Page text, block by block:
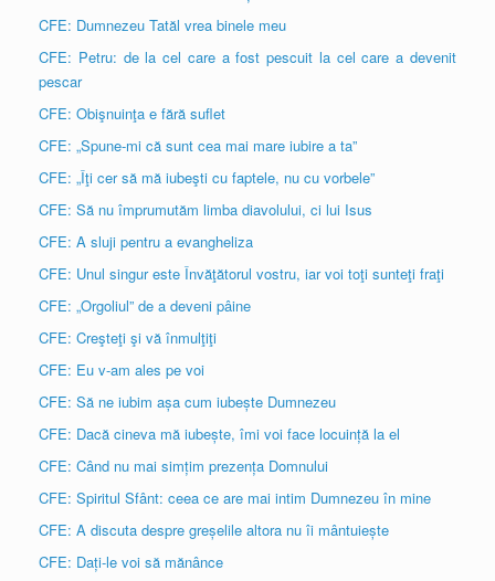
CFE: Dumnezeu Tatăl vrea binele meu
CFE: Petru: de la cel care a fost pescuit la cel care a devenit
pescar
CFE: Obişnuinţa e fără suflet
CFE: „Spune-mi că sunt cea mai mare iubire a ta”
CFE: „Îţi cer să mă iubeşti cu faptele, nu cu vorbele”
CFE: Să nu împrumutăm limba diavolului, ci lui Isus
CFE: A sluji pentru a evangheliza
CFE: Unul singur este Învăţătorul vostru, iar voi toţi sunteţi fraţi
CFE: „Orgoliul” de a deveni pâine
CFE: Creşteţi şi vă înmulţiţi
CFE: Eu v-am ales pe voi
CFE: Să ne iubim așa cum iubește Dumnezeu
CFE: Dacă cineva mă iubește, îmi voi face locuință la el
CFE: Când nu mai simțim prezența Domnului
CFE: Spiritul Sfânt: ceea ce are mai intim Dumnezeu în mine
CFE: A discuta despre greșelile altora nu îi mântuiește
CFE: Dați-le voi să mănânce